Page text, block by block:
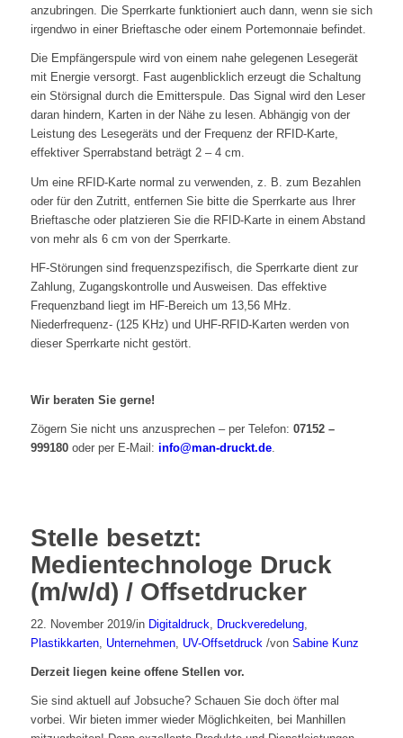
anzubringen. Die Sperrkarte funktioniert auch dann, wenn sie sich
irgendwo in einer Brieftasche oder einem Portemonnaie befindet.
Die Empfängerspule wird von einem nahe gelegenen Lesegerät
mit Energie versorgt. Fast augenblicklich erzeugt die Schaltung
ein Störsignal durch die Emitterspule. Das Signal wird den Leser
daran hindern, Karten in der Nähe zu lesen. Abhängig von der
Leistung des Lesegeräts und der Frequenz der RFID-Karte,
effektiver Sperrabstand beträgt 2 – 4 cm.
Um eine RFID-Karte normal zu verwenden, z. B. zum Bezahlen
oder für den Zutritt, entfernen Sie bitte die Sperrkarte aus Ihrer
Brieftasche oder platzieren Sie die RFID-Karte in einem Abstand
von mehr als 6 cm von der Sperrkarte.
HF-Störungen sind frequenzspezifisch, die Sperrkarte dient zur
Zahlung, Zugangskontrolle und Ausweisen. Das effektive
Frequenzband liegt im HF-Bereich um 13,56 MHz.
Niederfrequenz- (125 KHz) und UHF-RFID-Karten werden von
dieser Sperrkarte nicht gestört.
Wir beraten Sie gerne!
Zögern Sie nicht uns anzusprechen – per Telefon: 07152 –
999180oder per E-Mail: info@man-druckt.de.
Stelle besetzt:
Medientechnologe Druck
(m/w/d) / Offsetdrucker
22. November 2019/in Digitaldruck Druckveredelung,
Plastikkarten, Unternehmen, UV-Offsetdruck /von Sabine Kunz
Derzeit liegen keine offene Stellen vor.
Sie sind aktuell auf Jobsuche? Schauen Sie doch öfter mal
vorbei. Wir bieten immer wieder Möglichkeiten, bei Manhillen